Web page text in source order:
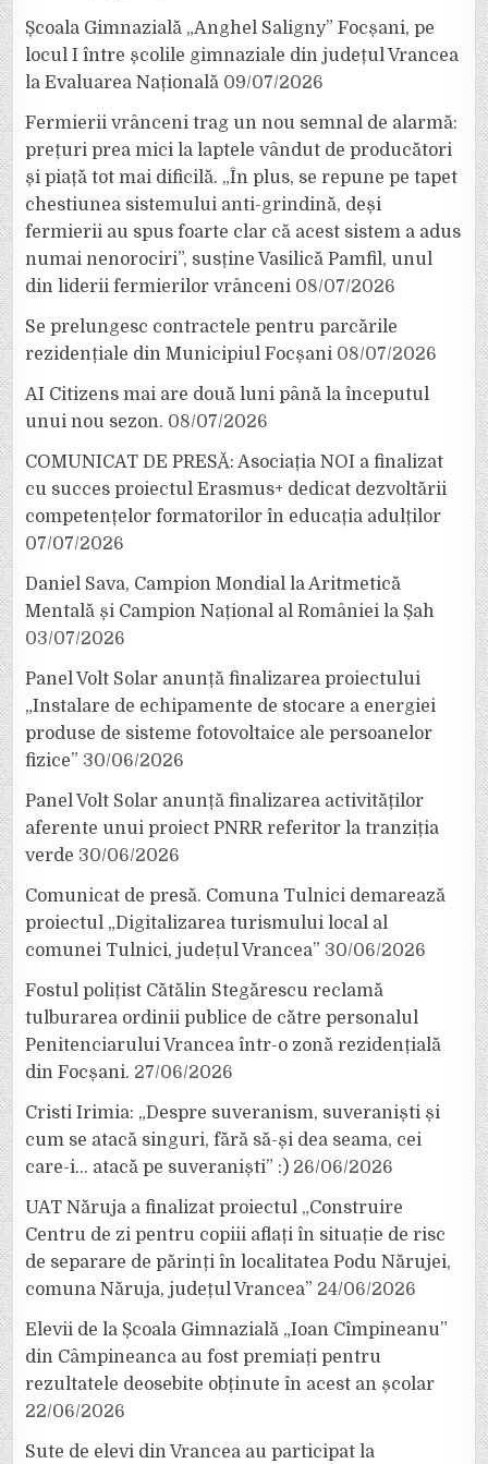
Școala Gimnazială „Anghel Saligny” Focșani, pe
locul I între școlile gimnaziale din județul Vrancea
la Evaluarea Națională 09/07/2026
Fermierii vrânceni trag un nou semnal de alarmă:
prețuri prea mici la laptele vândut de producători
și piață tot mai dificilă. „În plus, se repune pe tapet
chestiunea sistemului anti-grindină, deși
fermierii au spus foarte clar că acest sistem a adus
numai nenorociri”, susține Vasilică Pamfil, unul
din liderii fermierilor vrânceni 08/07/2026
Se prelungesc contractele pentru parcările
rezidențiale din Municipiul Focșani 08/07/2026
AI Citizens mai are două luni până la începutul
unui nou sezon. 08/07/2026
COMUNICAT DE PRESĂ: Asociația NOI a finalizat
cu succes proiectul Erasmus+ dedicat dezvoltării
competențelor formatorilor în educația adulților
07/07/2026
Daniel Sava, Campion Mondial la Aritmetică
Mentală și Campion Național al României la Șah
03/07/2026
Panel Volt Solar anunță finalizarea proiectului
„Instalare de echipamente de stocare a energiei
produse de sisteme fotovoltaice ale persoanelor
fizice” 30/06/2026
Panel Volt Solar anunță finalizarea activităților
aferente unui proiect PNRR referitor la tranziția
verde 30/06/2026
Comunicat de presă. Comuna Tulnici demarează
proiectul „Digitalizarea turismului local al
comunei Tulnici, județul Vrancea” 30/06/2026
Fostul polițist Cătălin Stegărescu reclamă
tulburarea ordinii publice de către personalul
Penitenciarului Vrancea într-o zonă rezidențială
din Focșani. 27/06/2026
Cristi Irimia: „Despre suveranism, suveraniști și
cum se atacă singuri, fără să-și dea seama, cei
care-i… atacă pe suveraniști” :) 26/06/2026
UAT Năruja a finalizat proiectul „Construire
Centru de zi pentru copiii aflați în situație de risc
de separare de părinți în localitatea Podu Nărujei,
comuna Năruja, județul Vrancea” 24/06/2026
Elevii de la Școala Gimnazială „Ioan Cîmpineanu”
din Câmpineanca au fost premiați pentru
rezultatele deosebite obținute în acest an școlar
22/06/2026
Sute de elevi din Vrancea au participat la